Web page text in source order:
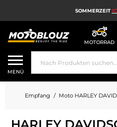
SOMMERZEIT
MOTORRAD
MOTORRADHELM
MX, ENDURO
MENÜ
Empfang Moto HARLEY